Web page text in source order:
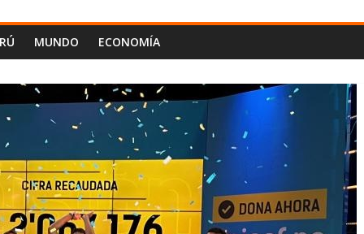
MUNDO ECONOMÍA